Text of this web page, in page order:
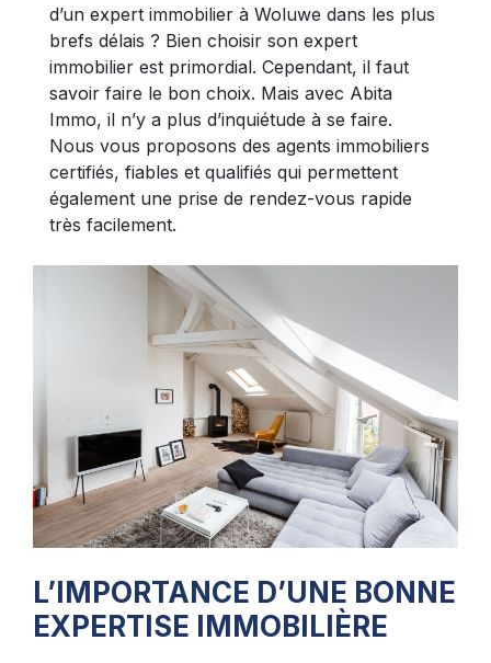
d’un expert immobilier à Woluwe dans les plus
brefs délais ? Bien choisir son expert
immobilier est primordial. Cependant, il faut
savoir faire le bon choix. Mais avec Abita
Immo, il n’y a plus d’inquiétude à se faire.
Nous vous proposons des agents immobiliers
certifiés, fiables et qualifiés qui permettent
également une prise de rendez-vous rapide
très facilement.
L’IMPORTANCE D’UNE BONNE
EXPERTISE IMMOBILIÈRE